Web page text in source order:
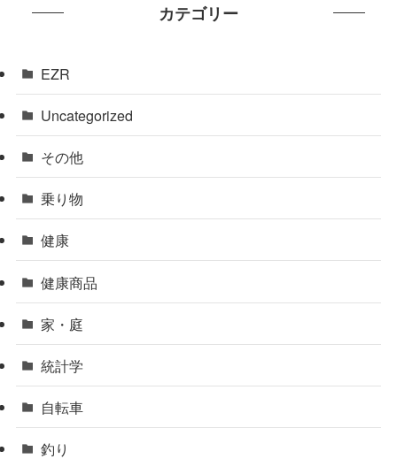
カテゴリー
EZR
Uncategorized
その他
乗り物
健康
健康商品
家・庭
統計学
自転車
釣り